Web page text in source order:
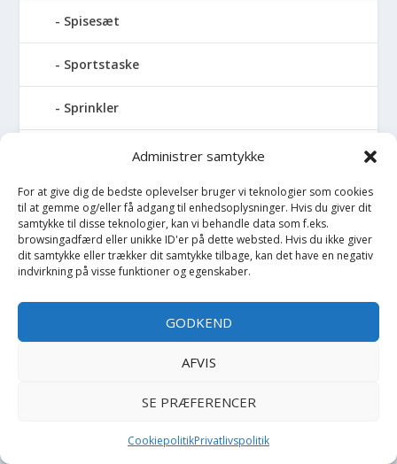
Administrer samtykke
For at give dig de bedste oplevelser bruger vi teknologier som cookies
til at gemme og/eller få adgang til enhedsoplysninger. Hvis du giver dit
samtykke til disse teknologier, kan vi behandle data som f.eks.
browsingadfærd eller unikke ID'er på dette websted. Hvis du ikke giver
dit samtykke eller trækker dit samtykke tilbage, kan det have en negativ
indvirkning på visse funktioner og egenskaber.
GODKEND
AFVIS
SE PRÆFERENCER
CookiepolitikPrivatlivspolitik
Spisesæt
Sportstaske
Sprinkler
Stablelegetøj
Stofble
Stofbog
Stol
Strømpebukser